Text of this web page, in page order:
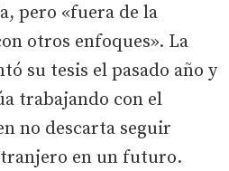
pero «fuera de la
otros enfoques». La
su tesis el pasado año y
trabajando con el
no descarta seguir
en un futuro.